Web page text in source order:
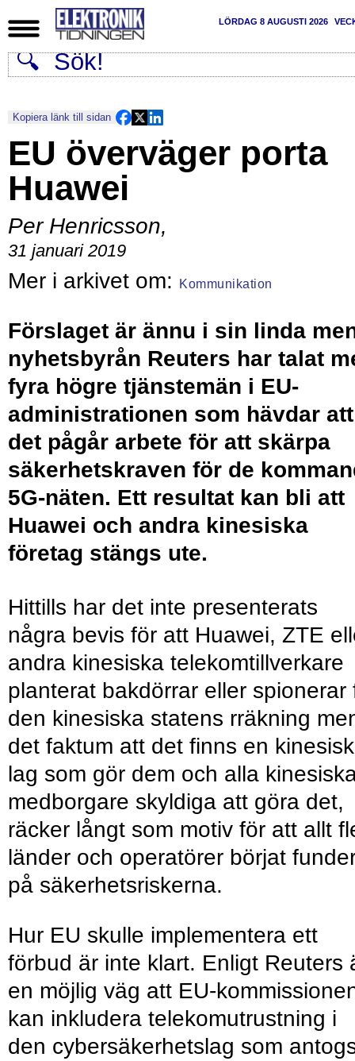
LÖRDAG 8 AUGUSTI 2026
Kopiera länk till sidan
EU överväger porta
Huawei
Per Henricsson,
31 januari 2019
Kommunikation
Förslaget är ännu i sin linda
nyhetsbyrån Reuters har talat
fyra högre tjänstemän i EU-
administrationen som hävdar att
det pågår arbete för att skärpa
säkerhetskraven för de
5G-näten. Ett resultat kan bli att
Huawei och andra kinesiska
företag stängs ute.
Hittills har det inte presenterats
några bevis för att Huawei, ZTE
andra kinesiska telekomtillverkare
planterat bakdörrar eller spionerar
den kinesiska statens rräkning
det faktum att det finns en kinesisk
lag som gör dem och alla
medborgare skyldiga att göra det,
räcker långt som motiv för att allt
länder och operatörer börjat
på säkerhetsriskerna.
Hur EU skulle implementera ett
förbud är inte klart. Enligt Reuters
en möjlig väg att EU-
kan inkludera telekomutrustning i
den cybersäkerhetslag som